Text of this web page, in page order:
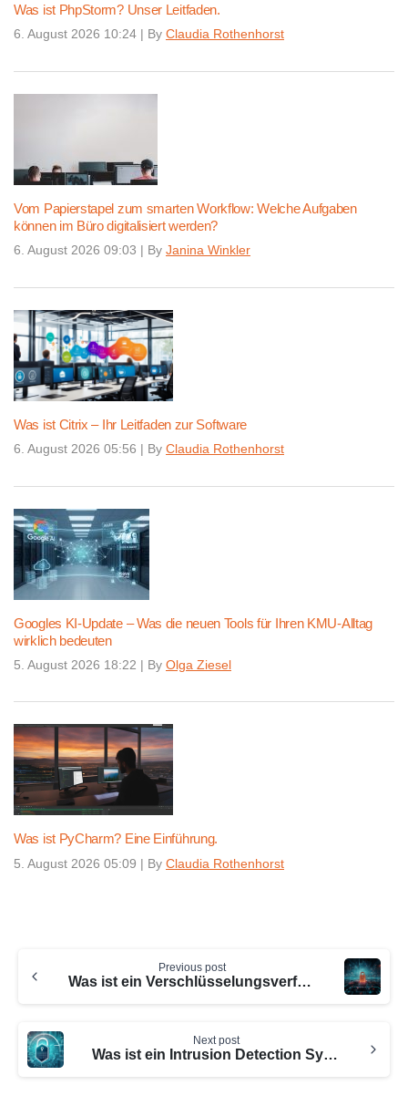
Was ist PhpStorm? Unser Leitfaden.
6. August 2026 10:24 | By Claudia Rothenhorst
Vom Papierstapel zum smarten Workflow: Welche Aufgaben
können im Büro digitalisiert werden?
6. August 2026 09:03 | By Janina Winkler
Was ist Citrix – Ihr Leitfaden zur Software
6. August 2026 05:56 | By Claudia Rothenhorst
Googles KI-Update – Was die neuen Tools für Ihren KMU-Alltag
wirklich bedeuten
5. August 2026 18:22 | By Olga Ziesel
Was ist PyCharm? Eine Einführung.
5. August 2026 05:09 | By Claudia Rothenhorst
Reading
Previous post
Was ist ein Verschlüsselungsverfahren? Unser Ratgeber für Sie
Next post
Was ist ein Intrusion Detection System (IDS) ? Ihr Sicherheitsnetz